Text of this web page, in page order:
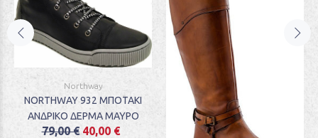
Northway
NORTHWAY 932 ΜΠΟΤΑΚΙ
ΑΝΔΡΙΚΟ ΔΕΡΜΑ ΜΑΥΡΟ
79,00 € 40,00 €